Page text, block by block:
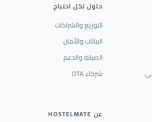
حلول لكل احتياج
التوزيع والشراكات
البيانات والأمان
الصيانة والدعم
شركاء OTA
عن HOSTELMATE